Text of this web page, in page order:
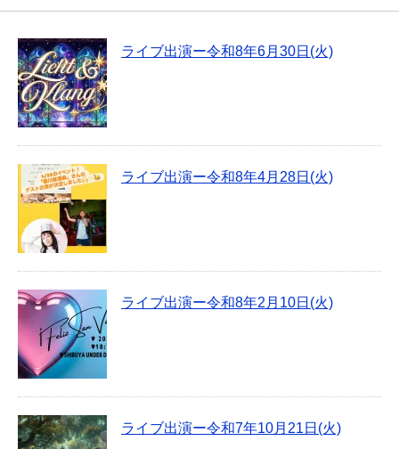
ライブ出演ー令和8年6月30日(火)
ライブ出演ー令和8年4月28日(火)
ライブ出演ー令和8年2月10日(火)
ライブ出演ー令和7年10月21日(火)